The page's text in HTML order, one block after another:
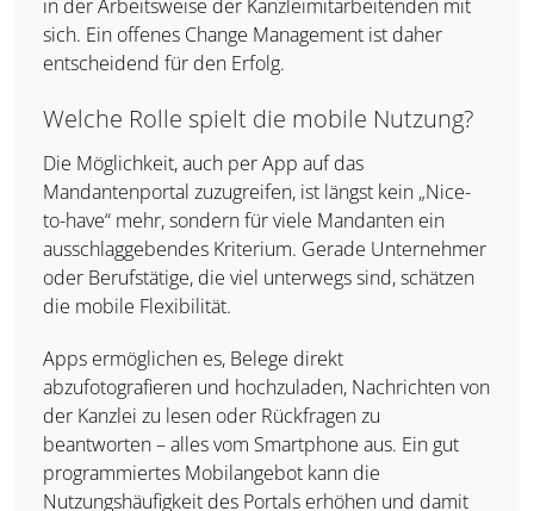
in der Arbeitsweise der Kanzleimitarbeitenden mit
sich. Ein offenes Change Management ist daher
entscheidend für den Erfolg.
Welche Rolle spielt die mobile Nutzung?
Die Möglichkeit, auch per App auf das
Mandantenportal zuzugreifen, ist längst kein „Nice-
to-have“ mehr, sondern für viele Mandanten ein
ausschlaggebendes Kriterium. Gerade Unternehmer
oder Berufstätige, die viel unterwegs sind, schätzen
die mobile Flexibilität.
Apps ermöglichen es, Belege direkt
abzufotografieren und hochzuladen, Nachrichten von
der Kanzlei zu lesen oder Rückfragen zu
beantworten – alles vom Smartphone aus. Ein gut
programmiertes Mobilangebot kann die
Nutzungshäufigkeit des Portals erhöhen und damit